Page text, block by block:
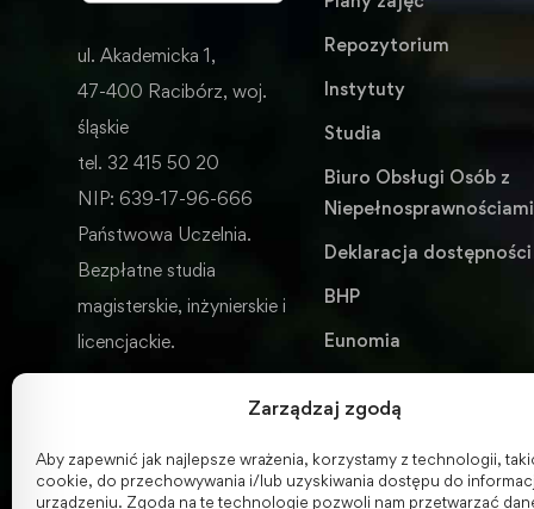
Zarządzaj zgodą
Aby zapewnić jak najlepsze wrażenia, korzystamy z technologii,
cookie, do przechowywania i/lub uzyskiwania dostępu do
urządzeniu. Zgoda na te technologie pozwoli nam przetwarzać
ul. Akademicka 1,
47-400 Racibórz, woj.
śląskie
tel. 32 415 50 20
NIP: 639-17-96-666
Państwowa Uczelnia.
Bezpłatne studia
magisterskie, inżynierskie i
licencjackie.
Repozytorium
Instytuty
Studia
Biuro Obsługi Osób z
Niepełnosprawnościami
Deklaracja dostępności
BHP
Eunomia
ENGLISH VERSION